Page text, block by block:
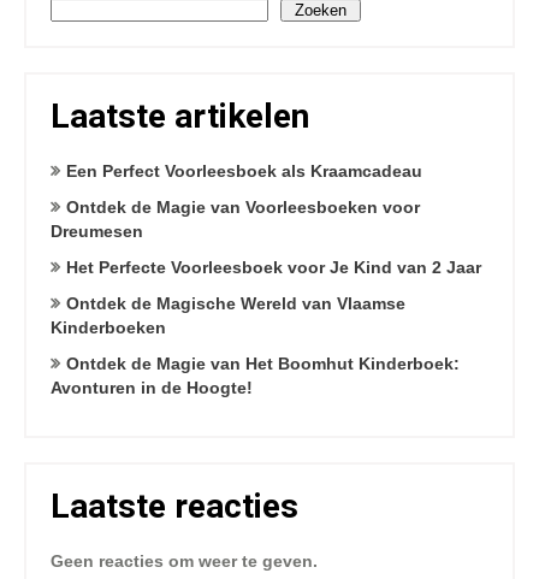
Zoeken
Laatste artikelen
Een Perfect Voorleesboek als Kraamcadeau
Ontdek de Magie van Voorleesboeken voor
Dreumesen
Het Perfecte Voorleesboek voor Je Kind van 2 Jaar
Ontdek de Magische Wereld van Vlaamse
Kinderboeken
Ontdek de Magie van Het Boomhut Kinderboek:
Avonturen in de Hoogte!
Laatste reacties
Geen reacties om weer te geven.